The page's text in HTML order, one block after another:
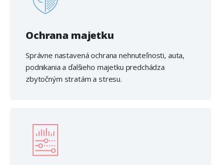
Ochrana majetku
Správne nastavená ochrana nehnuteľnosti, auta,
podnikania a ďalšieho majetku predchádza
zbytočným stratám a stresu.